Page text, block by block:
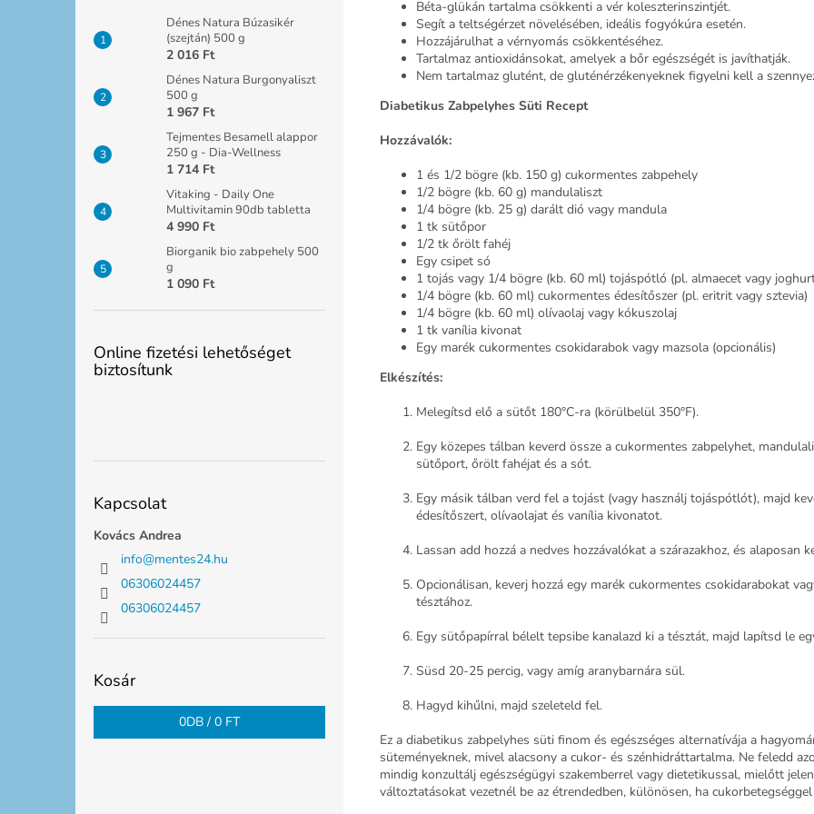
Dénes Natura Búzasikér
(szejtán) 500 g
2 016 Ft
Dénes Natura Burgonyaliszt
500 g
1 967 Ft
Tejmentes Besamell alappor
250 g - Dia-Wellness
1 714 Ft
Vitaking - Daily One
Multivitamin 90db tabletta
4 990 Ft
Biorganik bio zabpehely 500
g
1 090 Ft
Online fizetési lehetőséget
biztosítunk
Kapcsolat
Kovács Andrea
info@mentes24.hu
06306024457
06306024457
Kosár
0DB / 0 FT
Béta-glükán tartalma csökkenti a vér koleszterinszintjét.
Segít a teltségérzet növelésében, ideális fogyókúra esetén.
Hozzájárulhat a vérnyomás csökkentéséhez.
Tartalmaz antioxidánsokat, amelyek a bőr egészségét is javíthatják.
Nem tartalmaz glutént, de gluténérzékenyeknek figyelni kell a
Diabetikus Zabpelyhes Süti Recept
Hozzávalók:
1 és 1/2 bögre (kb. 150 g) cukormentes zabpehely
1/2 bögre (kb. 60 g) mandulaliszt
1/4 bögre (kb. 25 g) darált dió vagy mandula
1 tk sütőpor
1/2 tk őrölt fahéj
Egy csipet só
1 tojás vagy 1/4 bögre (kb. 60 ml) tojáspótló (pl. almaecet vagy
1/4 bögre (kb. 60 ml) cukormentes édesítőszer (pl. eritrit vagy sztevia)
1/4 bögre (kb. 60 ml) olívaolaj vagy kókuszolaj
1 tk vanília kivonat
Egy marék cukormentes csokidarabok vagy mazsola (opcionális)
Elkészítés:
Melegítsd elő a sütőt 180°C-ra (körülbelül 350°F).
Egy közepes tálban keverd össze a cukormentes zabpelyhet,
sütőport, őrölt fahéjat és a sót.
Egy másik tálban verd fel a tojást (vagy használj tojáspótlót), majd
édesítőszert, olívaolajat és vanília kivonatot.
Lassan add hozzá a nedves hozzávalókat a szárazakhoz, és alaposan
Opcionálisan, keverj hozzá egy marék cukormentes csokidarabokat
tésztához.
Egy sütőpapírral bélelt tepsibe kanalazd ki a tésztát, majd lapítsd le
Süsd 20-25 percig, vagy amíg aranybarnára sül.
Hagyd kihűlni, majd szeleteld fel.
Ez a diabetikus zabpelyhes süti finom és egészséges alternatívája a
süteményeknek, mivel alacsony a cukor- és szénhidráttartalma. Ne feledd
mindig konzultálj egészségügyi szakemberrel vagy dietetikussal, mielőtt
változtatásokat vezetnél be az étrendedben, különösen, ha